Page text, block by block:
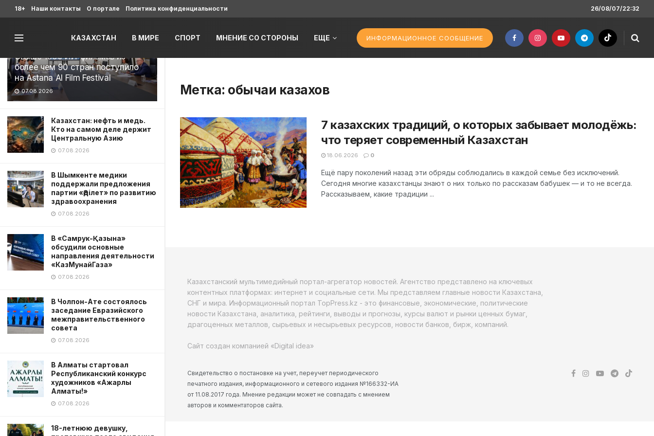
Последние
Свыше 1900 ИИ-фильмов из
более чем 90 стран поступило
на Astana AI Film Festival
07.08.2026
Казахстан: нефть и медь.
Кто на самом деле держит
Центральную Азию
07.08.2026
В Шымкенте медики
поддержали предложения
партии «Әділет» по развитию
здравоохранения
07.08.2026
В «Самрук-Қазына»
обсудили основные
направления деятельности
«КазМунайГаза»
07.08.2026
В Чолпон-Ате состоялось
заседание Евразийского
межправительственного
совета
07.08.2026
В Алматы стартовал
Республиканский конкурс
художников «Ажарлы
Алматы!»
07.08.2026
18-летнюю девушку,
18+ Наши контакты О портале Политика конфиденциальности 26/08/07/22:32
КАЗАХСТАН В МИРЕ СПОРТ МНЕНИЕ СО СТОРОНЫ ЕЩЕ ИНФОРМАЦИОННОЕ СООБЩЕНИЕ
Метка: обычаи казахов
7 казахских традиций, о которых забывает молодёжь:
что теряет современный Казахстан
18.06.2026 0
Ещё пару поколений назад эти обряды соблюдались в каждой семье без исключений.
Сегодня многие казахстанцы знают о них только по рассказам бабушек — и то не всегда.
Рассказываем, какие традиции ...
Казахстанский мультимедийный портал-агрегатор новостей. Агентство представлено на ключевых
контентных платформах: интернет и социальные сети. Мы представляем главные новости Казахстана,
СНГ и мира. Информационный портал TopPress.kz - это финансовые, экономические, политические
новости Казахстана, аналитика, рейтинги, выводы и прогнозы, курсы валют и рынки ценных бумаг,
драгоценных металлов, сырьевых и несырьевых ресурсов, новости банков, бирж, компаний.
Сайт создан компанией «Digital idea»
Свидетельство о постановке на учет, переучет периодического
печатного издания, информационного и сетевого издания №166332-ИА
от 11.08.2017 года. Мнение редакции может не совпадать с мнением
авторов и комментаторов сайта.